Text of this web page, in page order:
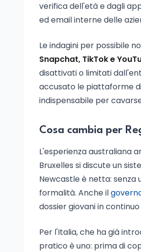
verifica dell'età e dagli
ed email interne delle
Le indagini per possibile
Snapchat, TikTok e
disattivati o limitati
accusato le piattaforme
indispensabile per
Cosa cambia per
L'esperienza australiana
Bruxelles si discute un
Newcastle è netta: senza
formalità. Anche il
dossier giovani in
Per l'Italia, che ha già
pratico è uno: prima di